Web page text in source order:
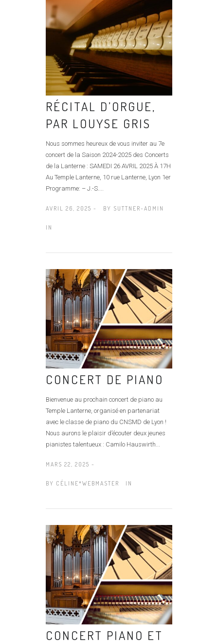
RÉCITAL D’ORGUE,
PAR LOUYSE GRIS
Nous sommes heureux de vous inviter au 7e
concert de la Saison 2024-2025 des Concerts
de la Lanterne : SAMEDI 26 AVRIL 2025 À 17H
Au Temple Lanterne, 10 rue Lanterne, Lyon 1er
Programme: – J.-S....
AVRIL 26, 2025 - BY SUTTNER-ADMIN
IN
CONCERT DE PIANO
Bienvenue au prochain concert de piano au
Temple Lanterne, organisé en partenariat
avec le classe de piano du CNSMD de Lyon !
Nous aurons le plaisir d’écouter deux jeunes
pianistes talentueux : Camilo Hauswirth...
MARS 22, 2025 -
BY CÉLINE*WEBMASTER IN
CONCERT PIANO ET